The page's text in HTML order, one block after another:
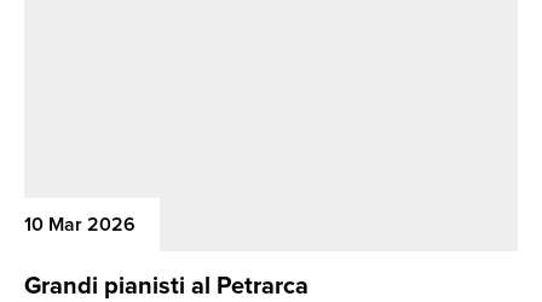
10 Mar 2026
Grandi pianisti al Petrarca